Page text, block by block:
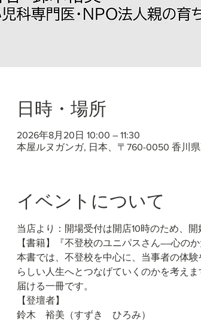
日時・場所
2026年8月20日 10:00 – 11:30
本屋ルヌガンガ, 日本、〒760-0050 香川
イベントについて
当店より：開場受付は開店10時のため、
【書籍】『不登校のユニパスさん――心の
本書では、不登校を中心に、当事者の体
らしい人生へとつなげていくのかを考え
届ける一冊です。
【登壇者】
鈴木　裕美（すずき　ひろみ）